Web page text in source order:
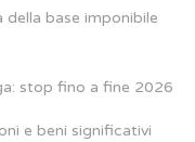
base imponibile
stop fino a fine 2026
e beni significativi